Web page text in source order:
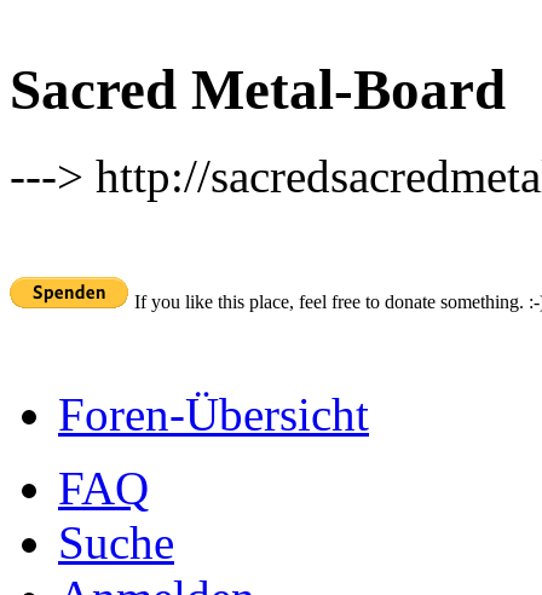
Sacred Metal-Board
---> http://
If you like this place, feel free to donate something.
Foren-Übersicht
FAQ
Suche